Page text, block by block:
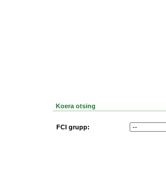
Koera otsing
FCI grupp: